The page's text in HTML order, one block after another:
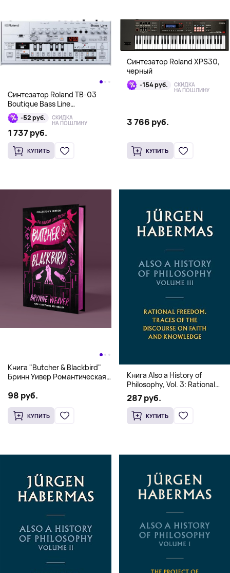
Синтезатор Roland TB-03
Boutique Bass Line
Synthesizer, белый
-52 руб. СКИДКА
НА ПОШЛИНУ
1 737 руб.
КУПИТЬ
Синтезатор Roland XPS30,
черный
-154 руб. СКИДКА
НА ПОШЛИНУ
3 766 руб.
КУПИТЬ
Книга "Butcher & Blackbird"
Бринн Уивер Романтическая
(18+)
98 руб.
КУПИТЬ
Книга Also a History of
Philosophy, Vol. 3: Rational
Freedom. Traces of the
Discourse on Faith and
Knowledge (Твердый
переплет)
287 руб.
КУПИТЬ